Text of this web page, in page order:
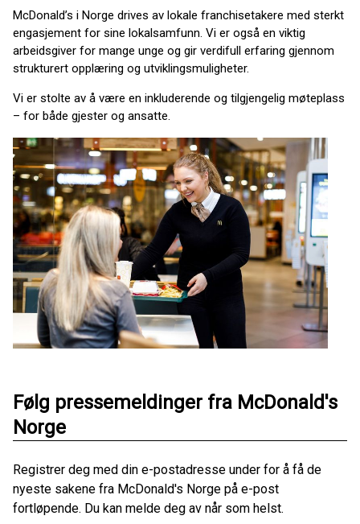
McDonald’s i Norge drives av lokale franchisetakere med sterkt
engasjement for sine lokalsamfunn. Vi er også en viktig
arbeidsgiver for mange unge og gir verdifull erfaring gjennom
strukturert opplæring og utviklingsmuligheter.
Vi er stolte av å være en inkluderende og tilgjengelig møteplass
– for både gjester og ansatte.
Følg pressemeldinger fra McDonald's
Norge
Registrer deg med din e-postadresse under for å få de
nyeste sakene fra McDonald's Norge på e-post
fortløpende. Du kan melde deg av når som helst.